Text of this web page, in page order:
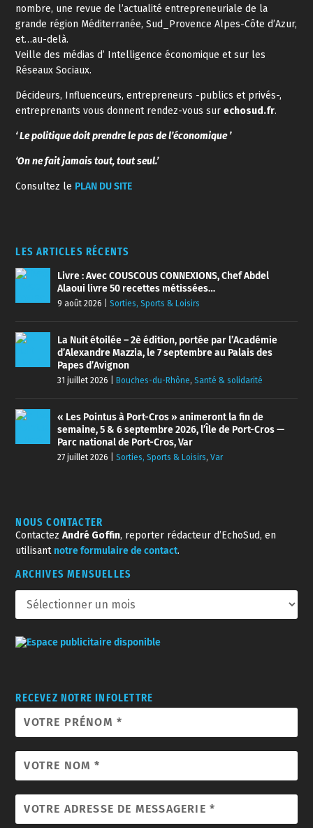
nombre, une revue de l’actualité entrepreneuriale de la
grande région Méditerranée, Sud_Provence Alpes-Côte d’Azur,
et…au-delà.
Veille des médias d’ Intelligence économique et sur les
Réseaux Sociaux.
Décideurs, Influenceurs, entrepreneurs -publics et privés-,
entreprenants vous donnent rendez-vous surechosud.fr.
‘ Le politique doit prendre le pas de l’économique ’
‘On ne fait jamais tout, tout seul.’
Consultez le PLAN DU SITE
LES ARTICLES RÉCENTS
Livre : Avec COUSCOUS CONNEXIONS, Chef Abdel
Alaoui livre 50 recettes métissées…
9 août 2026 |Sorties, Sports & Loisirs
La Nuit étoilée – 2è édition, portée par l’Académie
d’Alexandre Mazzia, le 7 septembre au Palais des
Papes d’Avignon
31 juillet 2026 Bouches-du-Rhône,Santé & solidarité
« Les Pointus à Port-Cros » animeront la fin de
semaine, 5 & 6 septembre 2026, l’Île de Port-Cros —
Parc national de Port-Cros, Var
27 juillet 2026 |Sorties, Sports & Loisirs,Var
NOUS CONTACTER
ContactezAndré Goffin, reporter rédacteur d’EchoSud, en
utilisant notre formulaire de contact.
ARCHIVES MENSUELLES
RECEVEZ NOTRE INFOLETTRE